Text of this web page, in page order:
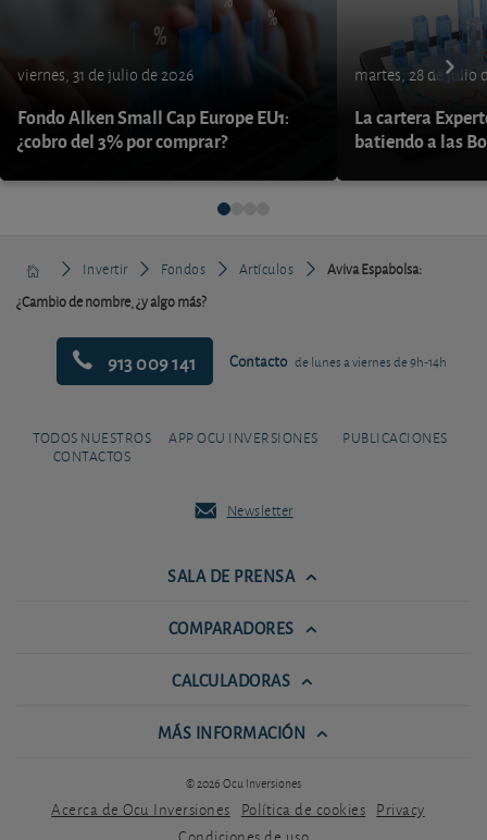
viernes, 31 de julio de 2026
Fondo Alken Small Cap Europe EU1:
¿cobro del 3% por comprar?
martes, 28 de julio
La cartera
batiendo a las
Invertir Fondos Artículos
Aviva Espabolsa:
¿Cambio de nombre, ¿y algo más?
913 009 141 Contacto de lunes a viernes de 9h-14h
TODOS NUESTROS
CONTACTOS
APP OCU INVERSIONES PUBLICACIONES
Newsletter
SALA DE PRENSA
COMPARADORES
CALCULADORAS
MÁS INFORMACIÓN
© 2026 Ocu Inversiones
Acerca de Ocu Inversiones Política de cookies Privacy